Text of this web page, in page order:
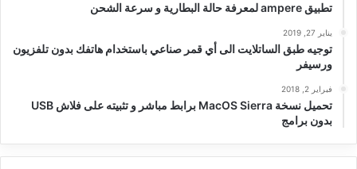
تطبيق ampere لمعرفة حالة البطارية و سرعة الشحن
يناير 27, 2019
توجيه طبق الساتلايت الى أي قمر صناعي باستخدام هاتفك بدون تلفزيون
ورسيفر
فبراير 2, 2018
تحميل نسخة MacOS Sierra برابط مباشر و تثبيته على فلاش USB
بدون برامج